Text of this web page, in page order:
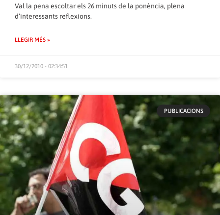
Val la pena escoltar els 26 minuts de la ponència, plena
d’interessants reflexions.
LLEGIR MÉS »
30/12/2010 - 02:34:51
PUBLICACIONS